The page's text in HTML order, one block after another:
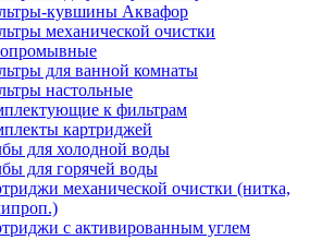
кувшины Аквафор
механической очистки
для ванной комнаты
настольные
к фильтрам
картриджей
для холодной воды
для горячей воды
механической очистки (нитка,
с активированным углем